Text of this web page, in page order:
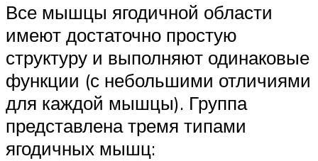
Все мышцы ягодичной области
имеют достаточно простую
структуру и выполняют одинаковые
функции (с небольшими отличиями
для каждой мышцы). Группа
представлена тремя типами
ягодичных мышц: